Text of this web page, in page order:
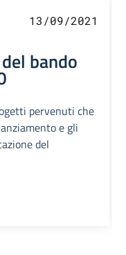
13/09/2021
bando
pervenuti che
e gli
del